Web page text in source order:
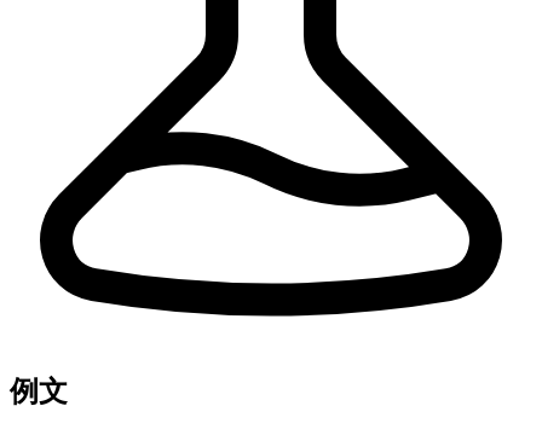
例文